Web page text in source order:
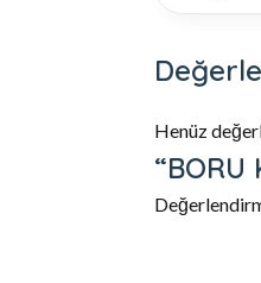
Henüz